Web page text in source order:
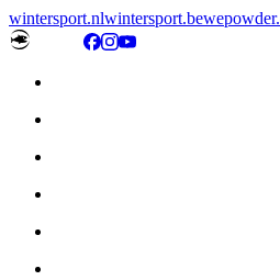
wintersport.nlwintersport.be